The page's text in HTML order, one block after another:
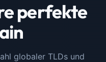
perfekte
globaler TLDs und